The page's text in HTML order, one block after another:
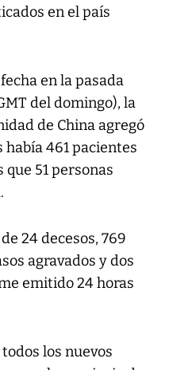
en el país
en la pasada
del domingo), la
de China agregó
461 pacientes
51 personas
24 decesos, 769
agravados y dos
emitido 24 horas
los nuevos